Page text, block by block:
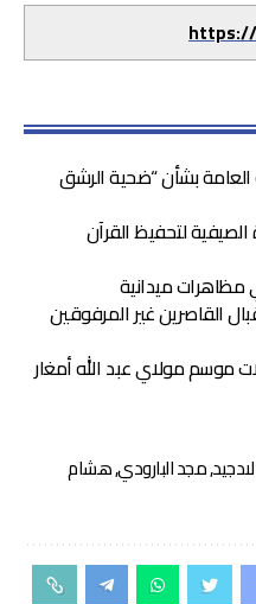
https://
العامة بشأن “ضحية الرشق
الصيفية لتحفيظ القرآن
القاصرين غير المرفوقين
موسم مولاي عبد الله أمغار
لادجيد,مجد البارودي,هشام